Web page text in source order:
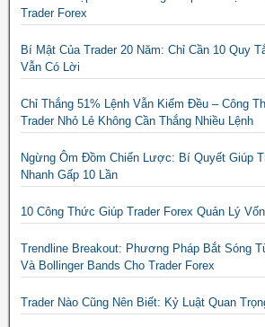
Trader Forex
Bí Mật Của Trader 20 Năm: Chỉ Cần 10 Quy
Vẫn Có Lời
Chỉ Thắng 51% Lệnh Vẫn Kiếm Đều – Công
Trader Nhỏ Lẻ Không Cần Thắng Nhiều Lệnh
Ngừng Ôm Đồm Chiến Lược: Bí Quyết Giúp
Nhanh Gấp 10 Lần
10 Công Thức Giúp Trader Forex Quản Lý Vốn
Trendline Breakout: Phương Pháp Bắt Sóng
Và Bollinger Bands Cho Trader Forex
Trader Nào Cũng Nên Biết: Kỷ Luật Quan